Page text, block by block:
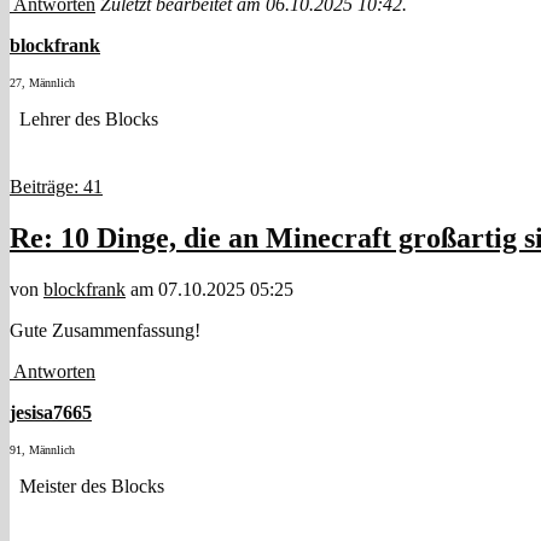
Antworten Zuletzt bearbeitet am 06.10.2025 10:42.
blockfrank
27, Männlich
Lehrer des Blocks
Beiträge: 41
Re: 10 Dinge, die an Minecraft großartig
von blockfrank am 07.10.2025 05:25
Gute Zusammenfassung!
Antworten
jesisa7665
91, Männlich
Meister des Blocks